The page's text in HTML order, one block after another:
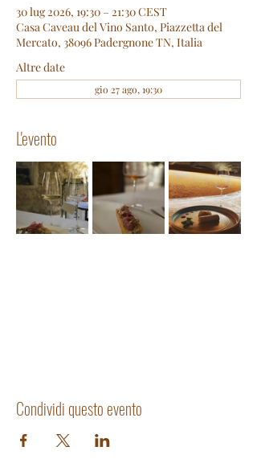
30 lug 2026, 19:30 – 21:30 CEST
Casa Caveau del Vino Santo, Piazzetta del
Mercato, 38096 Padergnone TN, Italia
Altre date
gio 27 ago, 19:30
L'evento
Condividi questo evento